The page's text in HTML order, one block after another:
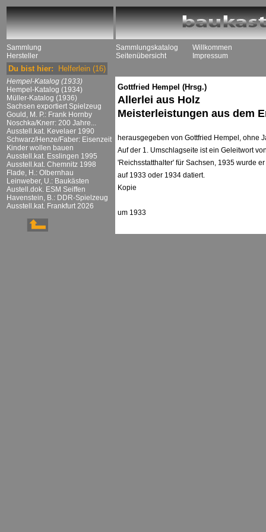
Sammlung
Hersteller
Sammlungskatalog
Seitenübersicht
Willkommen
Impressum
Du bist hier: Helferlein (16)
Hempel-Katalog (1933)
Hempel-Katalog (1934)
Müller-Katalog (1936)
Sachsen exportiert Spielzeug
Gould, M. P.: Frank Hornby
Noschka/Knerr: 200 Jahre...
Ausstell.kat. Kevelaer 1990
Schwarz/Henze/Faber: Eisenzeit
Kinder wollen bauen
Ausstell.kat. Esslingen 1995
Ausstell.kat. Chemnitz 1998
Flade, H.: Olbernhau
Leinweber, U.: Baukästen
Austell.dok. ESM Seiffen
Havenstein, B.: DDR-Spielzeug
Ausstell.kat. Frankfurt 2026
Gottfried Hempel (Hrsg.)
Allerlei aus Holz
Meisterleistungen aus dem
herausgegeben von Gottfried Hempel, ohne
Auf der 1. Umschlagseite ist ein Geleitwort
'Reichsstatthalter' für Sachsen, 1935 wurde
auf 1933 oder 1934 datiert.
Kopie
um 1933